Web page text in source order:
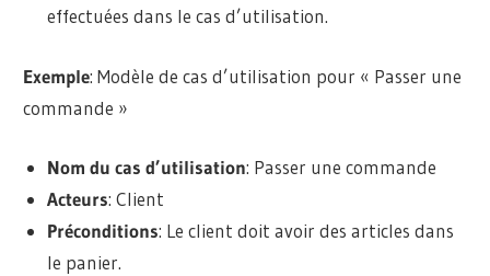
effectuées dans le cas d’utilisation.
Exemple: Modèle de cas d’utilisation pour « Passer une
commande »
Nom du cas d’utilisation: Passer une commande
Acteurs: Client
Préconditions: Le client doit avoir des articles dans
le panier.